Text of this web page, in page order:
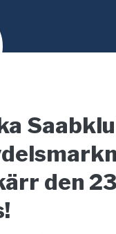
den